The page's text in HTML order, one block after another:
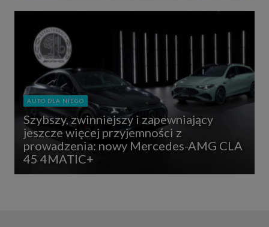
AUTO DLA NIEGO
Szybszy, zwinniejszy i zapewniający
jeszcze więcej przyjemności z
prowadzenia: nowy Mercedes-AMG CLA
45 4MATIC+